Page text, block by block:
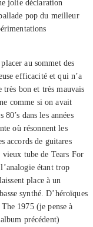
jolie déclaration
pop du meilleur
au sommet des
efficacité et qui n’a
très bon et très mauvais
comme si on avait
dans les années
où résonnent les
accords de guitares
vieux tube de Tears For
étant trop
place à un
synthé. D’héroïques
1975 (je pense à
précédent)